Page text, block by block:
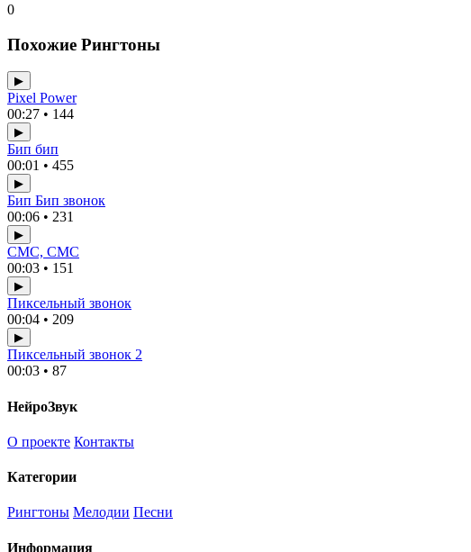
0
Похожие Рингтоны
▶
Pixel Power
00:27 • 144
▶
Бип бип
00:01 • 455
▶
Бип Бип звонок
00:06 • 231
▶
СМС, СМС
00:03 • 151
▶
Пиксельный звонок
00:04 • 209
▶
Пиксельный звонок 2
00:03 • 87
НейроЗвук
О проекте Контакты
Категории
Рингтоны Мелодии Песни
Информация